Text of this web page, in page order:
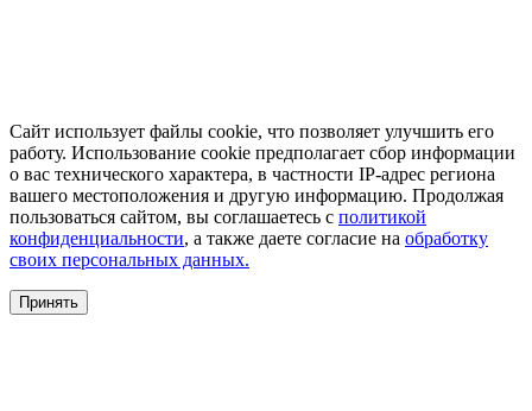
Сайт использует файлы cookie, что позволяет улучшить его
работу. Использование cookie предполагает сбор информации
о вас технического характера, в частности IP-адрес региона
вашего местоположения и другую информацию. Продолжая
пользоваться сайтом, вы соглашаетесь с политикой
конфиденциальности, а также даете согласие на обработку
своих персональных данных.
Принять